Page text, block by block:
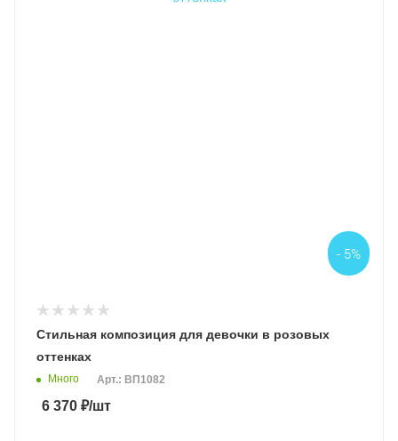
Стильная композиция для девочки в розовых
оттенках
Много Арт.: ВП1082
6 370 ₽/шт
- 5%